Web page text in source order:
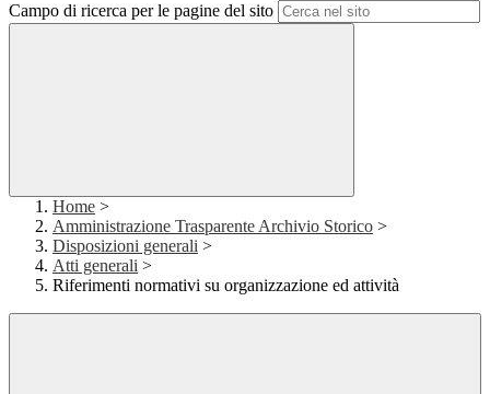
Campo di ricerca per le pagine del sito
Home >
Amministrazione Trasparente Archivio Storico >
Disposizioni generali >
Atti generali >
Riferimenti normativi su organizzazione ed attività